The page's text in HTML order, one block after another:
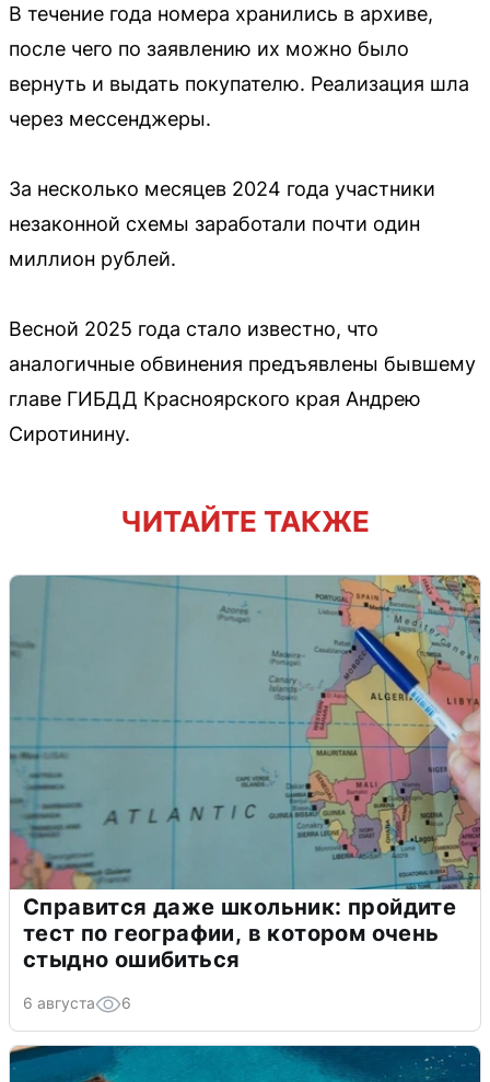
В течение года номера хранились в архиве,
после чего по заявлению их можно было
вернуть и выдать покупателю. Реализация шла
через мессенджеры.
За несколько месяцев 2024 года участники
незаконной схемы заработали почти один
миллион рублей.
Весной 2025 года стало известно, что
аналогичные обвинения предъявлены бывшему
главе ГИБДД Красноярского края Андрею
Сиротинину.
ЧИТАЙТЕ ТАКЖЕ
Справится даже школьник: пройдите
тест по географии, в котором очень
стыдно ошибиться
6 августа 6